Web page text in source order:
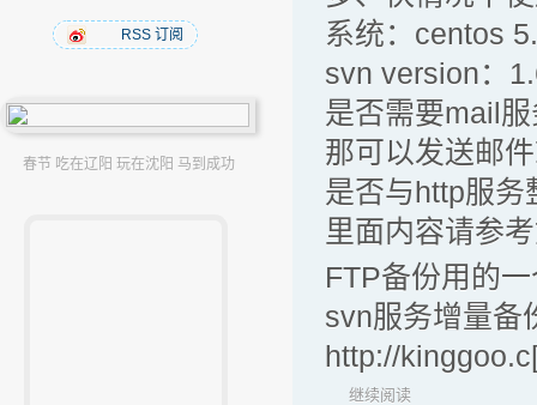
RSS 订阅
春节 吃在辽阳 玩在沈阳 马到成功
系统：centos
svn version：
是否需要mail
那可以发送邮
是否与http服务
里面内容请参
FTP备份用的
svn服务增量备
http://
继续阅读